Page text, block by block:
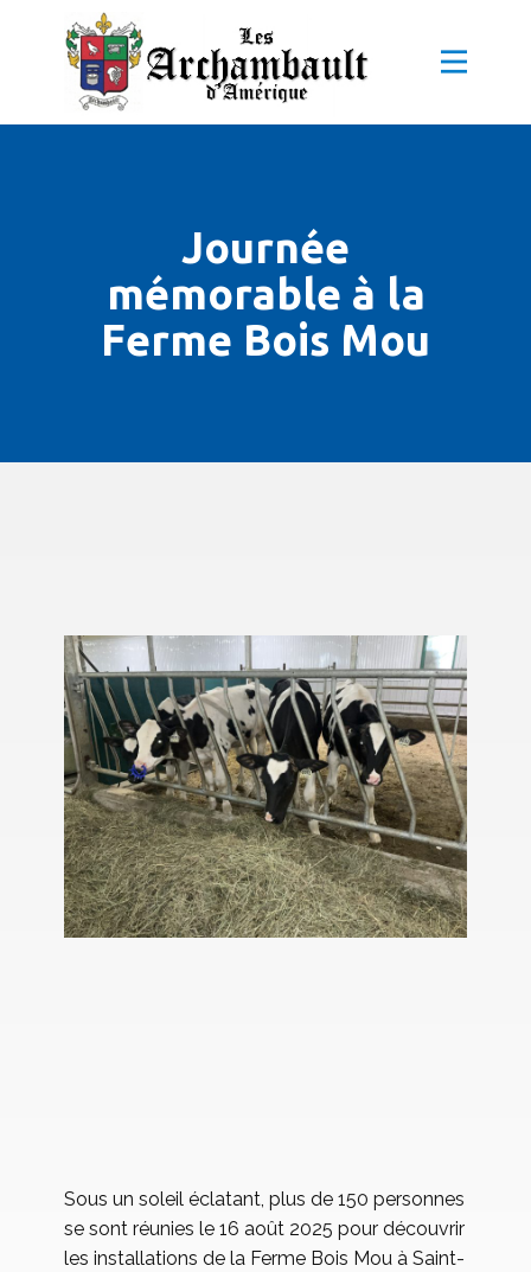
Journée
mémorable à la
Ferme Bois Mou
Sous un soleil éclatant, plus de 150 personnes
se sont réunies le 16 août 2025 pour découvrir
les installations de la Ferme Bois Mou à Saint-